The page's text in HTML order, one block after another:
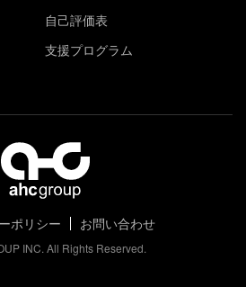
自己評価表
支援プログラム
ポリシー お問い合わせ
INC. All Rights Reserved.